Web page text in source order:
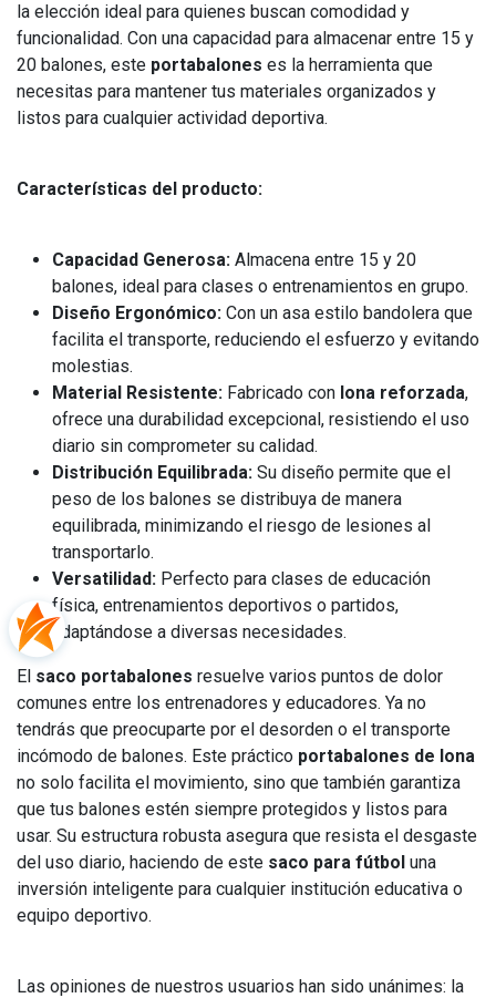
la elección ideal para quienes buscan comodidad y
funcionalidad. Con una capacidad para almacenar entre 15 y
20 balones, este portabalones es la herramienta que
necesitas para mantener tus materiales organizados y
listos para cualquier actividad deportiva.
Características del producto:
Capacidad Generosa: Almacena entre 15 y 20
balones, ideal para clases o entrenamientos en grupo.
Diseño Ergonómico: Con un asa estilo bandolera que
facilita el transporte, reduciendo el esfuerzo y evitando
molestias.
Material Resistente: Fabricado con lona reforzada,
ofrece una durabilidad excepcional, resistiendo el uso
diario sin comprometer su calidad.
Distribución Equilibrada: Su diseño permite que el
peso de los balones se distribuya de manera
equilibrada, minimizando el riesgo de lesiones al
transportarlo.
Versatilidad: Perfecto para clases de educación
física, entrenamientos deportivos o partidos,
adaptándose a diversas necesidades.
El saco portabalones resuelve varios puntos de dolor
comunes entre los entrenadores y educadores. Ya no
tendrás que preocuparte por el desorden o el transporte
incómodo de balones. Este práctico portabalones de lona
no solo facilita el movimiento, sino que también garantiza
que tus balones estén siempre protegidos y listos para
usar. Su estructura robusta asegura que resista el desgaste
del uso diario, haciendo de este saco para fútbol una
inversión inteligente para cualquier institución educativa o
equipo deportivo.
Las opiniones de nuestros usuarios han sido unánimes: la